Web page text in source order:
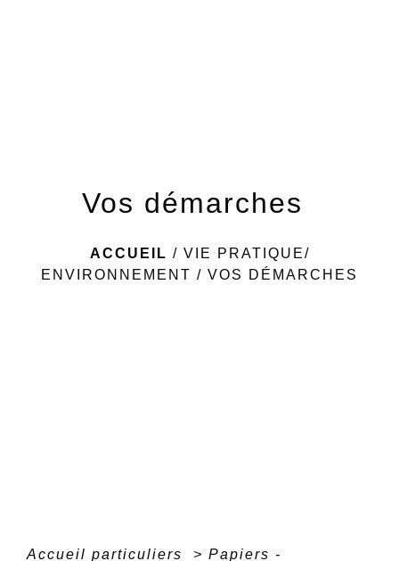
Vos démarches
ACCUEIL / VIE PRATIQUE/
ENVIRONNEMENT / VOS DÉMARCHES
Accueil particuliers > Papiers -